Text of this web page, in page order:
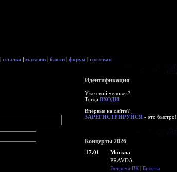
| ссылки | магазин | блоги | форум | гостевая
Идентификация
Уже свой человек?
Тогда ВХОДИ
Впервые на сайте?
ЗАРЕГИСТРИРУЙСЯ - это быстро!
Концерты 2026
17.01
Москва
PRAVDA
Встреча ВК | Билеты